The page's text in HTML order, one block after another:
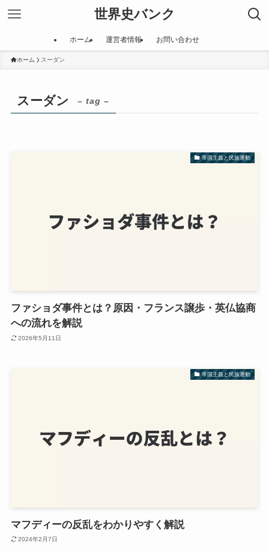
世界史バンク
ホーム 運営者情報 お問い合わせ
ホーム スーダン
スーダン – tag –
帝国主義と民族運動
ファショダ事件とは？原因・フランス譲歩・英仏協商
への流れを解説
2026年5月11日
帝国主義と民族運動
マフディーの反乱をわかりやすく解説
2024年2月7日